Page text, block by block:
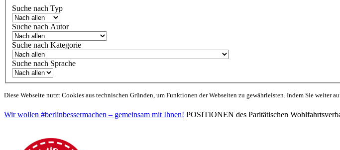
Suche nach Typ
Suche nach Autor
Suche nach Kategorie
Suche nach Sprache
Diese Webseite nutzt Cookies aus technischen Gründen, um Funktionen der Webseiten zu gewährleisten. Indem Sie weiter
Wir wollen #berlinbessermachen – gemeinsam mit Ihnen! POSITIONEN des Paritätischen